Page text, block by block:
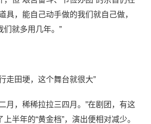
具，能自己动手做的我们就自己做，
们就多用几年。”
走田埂，这个舞台就很大”
月，稀稀拉拉三四月。”在剧团，有这
半年的“黄金档”，演出便相对减少。